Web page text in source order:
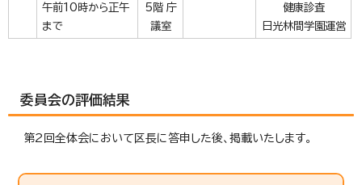
午前10時から正午
まで
5階 庁
議室
健康診査
日光林間学園運営
委員会の評価結果
第2回全体会において区長に答申した後、掲載いたします。